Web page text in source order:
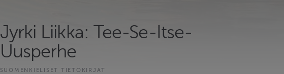
Jyrki Liikka: Tee-Se-Itse-
Uusperhe
SUOMENKIELISET TIETOKIRJAT